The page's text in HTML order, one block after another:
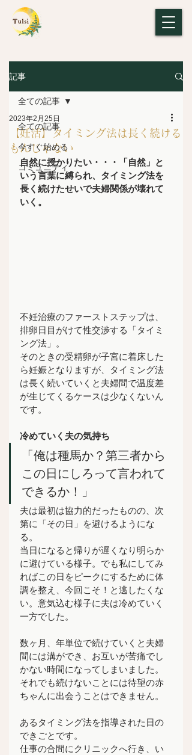
記事
全ての記事
今すぐ始める
コミュニティ
全ての記事
【妊活】タイミング法は長く続ける
もんじゃない
2023年2月25日
自然に授かりたい・・・「自然」と
いう言葉に縛られ、タイミング法を
長く続けたせいで夫婦関係が壊れて
いく。
不妊治療のファーストステップは、
排卵日目がけて性交渉する「タイミ
ング法」。
そのときの受精卵が子宮に着床した
ら妊娠となりますが、タイミング法
は長く続いていくと夫婦間で温度差
が生じてくるケースは少なくないん
です。
冷めていく夫の気持ち
「俺は種馬か？第三者から
この日にしろって言われて
できるか！」
夫は最初は協力的だったものの、次
第に「その日」を避けるようにな
る。
当日になると帰りが遅くなり明らか
に避けている様子。でも私にしてみ
ればこの日をピークにするために体
調を整え、今回こそ！と逃したくな
い。意気込む様子に夫は冷めていく
一方でした。
数ヶ月、年単位で続けていくと夫婦
間には溝ができ、お互いが苦痛でし
かない時間になってしまいました。
それでも続けないことには待望の赤
ちゃんに出会うことはできません。
あるタイミング法を指導された日の
できごとです。
仕事の合間にクリニックへ行き、い